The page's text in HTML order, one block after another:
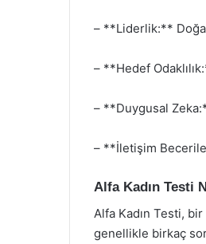
– **Liderlik:**
– **Hedef
– **Duygusal
– **İletişim
Alfa Kadın Testi
Alfa Kadın Testi,
genellikle birkaç